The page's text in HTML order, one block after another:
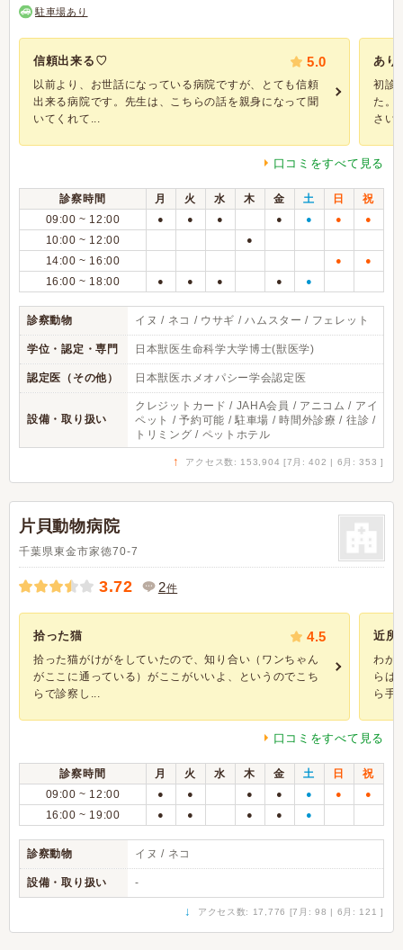
駐車場あり
信頼出来る♡ 5.0
以前より、お世話になっている病院ですが、とても信頼
出来る病院です。先生は、こちらの話を親身になって聞
いてくれて...
あり
初診
た。
さい
口コミをすべて見る
診察時間 月 火 水 木 金 土 日
祝
09:00 ~ 12:00
● ● ● ● ● ● ●
10:00 ~ 12:00 ●
14:00 ~ 16:00 ● ●
16:00 ~ 18:00 ● ● ● ● ●
診察動物 イヌ / ネコ / ウサギ / ハムスター / フェレット
学位・認定・専門 日本獣医生命科学大学博士(獣医学)
認定医（その他） 日本獣医ホメオパシー学会認定医
設備・取り扱い
クレジットカード / JAHA会員 / アニコム / アイ
ペット / 予約可能 / 駐車場 / 時間外診療 / 往診 /
トリミング / ペットホテル
↑ アクセス数: 153,904 [7月: 402 | 6月: 353 ]
片貝動物病院
千葉県東金市家徳70-7
3.72 2件
拾った猫 4.5
拾った猫がけがをしていたので、知り合い（ワンちゃん
がここに通っている）がここがいいよ、というのでこち
らで診察し...
近所
わが
らは
ら手
口コミをすべて見る
診察時間 月 火 水 木 金 土 日
祝
09:00 ~ 12:00
● ● ● ● ● ● ●
16:00 ~ 19:00 ● ● ● ● ●
診察動物 イヌ / ネコ
設備・取り扱い -
↓ アクセス数: 17,776 [7月: 98 | 6月: 121 ]